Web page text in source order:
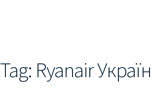
Информация по бронированию билетов
Tag: Ryanair